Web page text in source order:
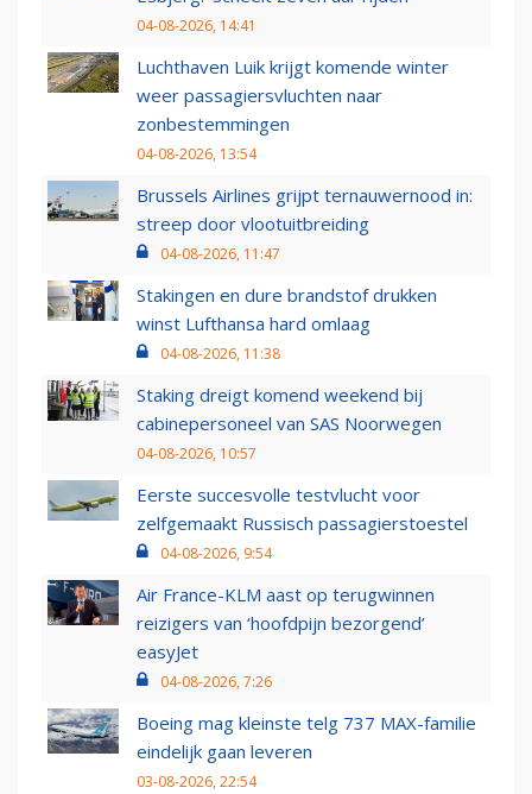
04-08-2026, 14:41
Luchthaven Luik krijgt komende winter
weer passagiersvluchten naar
zonbestemmingen
04-08-2026, 13:54
Brussels Airlines grijpt ternauwernood in:
streep door vlootuitbreiding
04-08-2026, 11:47
Stakingen en dure brandstof drukken
winst Lufthansa hard omlaag
04-08-2026, 11:38
Staking dreigt komend weekend bij
cabinepersoneel van SAS Noorwegen
04-08-2026, 10:57
Eerste succesvolle testvlucht voor
zelfgemaakt Russisch passagierstoestel
04-08-2026, 9:54
Air France-KLM aast op terugwinnen
reizigers van ‘hoofdpijn bezorgend’
easyJet
04-08-2026, 7:26
Boeing mag kleinste telg 737 MAX-familie
eindelijk gaan leveren
03-08-2026, 22:54